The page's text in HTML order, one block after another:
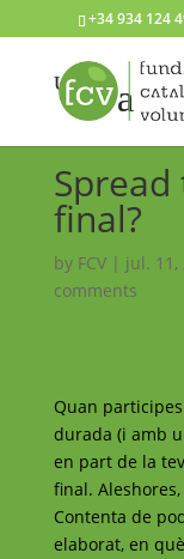
+34 934 124
final?
by FCV| jul. 11,
comments
Quan
durada (i amb
en part de la
final.
Contenta de
elaborat, en